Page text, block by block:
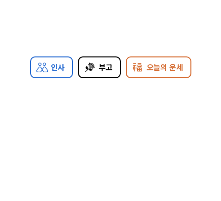
인사 부고 오늘의 운세